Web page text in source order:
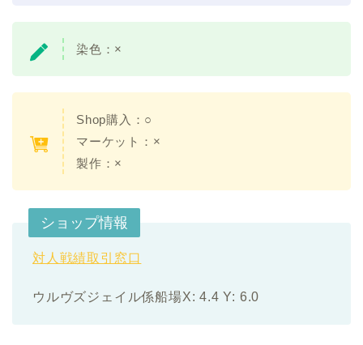
染色：×
Shop購入：○
マーケット：×
製作：×
ショップ情報
対人戦績取引窓口
ウルヴズジェイル係船場X: 4.4 Y: 6.0